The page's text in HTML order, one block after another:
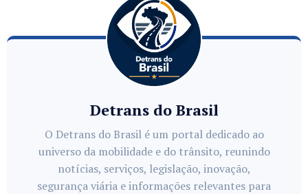
Detrans do Brasil
O Detrans do Brasil é um portal dedicado ao
universo da mobilidade e do trânsito, reunindo
notícias, serviços, legislação, inovação,
segurança viária e informações relevantes para